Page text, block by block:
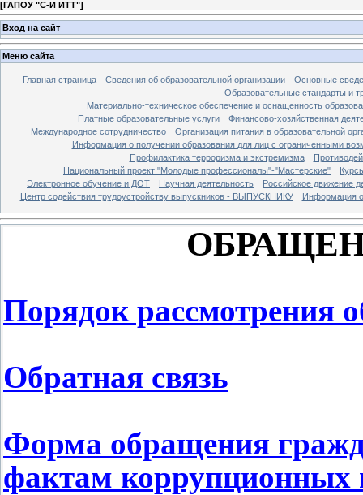
[ГАПОУ "С-И ИТТ"]
Вход на сайт
Меню сайта
Главная страница Сведения об образовательной организации
Основные
Образовательные стандарты и
Материально-техническое обеспечение и оснащенность
Платные образовательные услуги
Финансово-хозяйственная
Международное сотрудничество
Организация питания в образовательной
Информация о получении образования для лиц с ограниченными
Профилактика терроризма и экстремизма
Национальный проект "Молодые профессионалы"-"Мастерские"
Электронное обучение и ДОТ
Научная деятельность
Российское движение
Центр содействия трудоустройству выпускников - ВЫПУСКНИКУ
Информация о
Порядок рассмотрения
Обратная связь
Форма обращения
фактам коррупционных